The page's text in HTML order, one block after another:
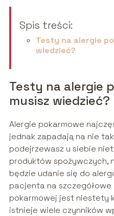
Spis treści:
Testy na alergie
wiedzieć?
Testy na alergie
musisz wiedzieć?
Alergie pokarmowe
jednak zapadają na nie
podejrzewasz u siebie
produktów spożywczych,
będzie udanie się do
pacjenta na
pokarmowej jest niestety
istnieje wiele czynników